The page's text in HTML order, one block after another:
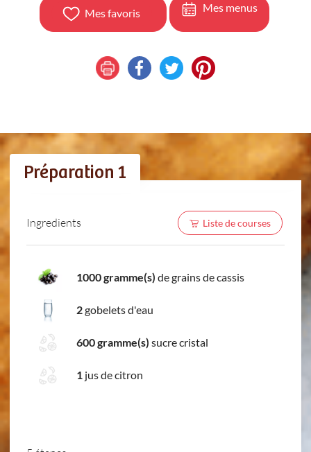
Mes favoris Mes menus
Préparation 1
Ingredients Liste de courses
1000 gramme(s) de grains de cassis
2gobelets d'eau
600 gramme(s) sucre cristal
1 jus de citron